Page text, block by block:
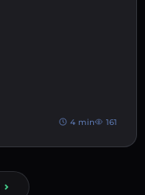
4 min 161